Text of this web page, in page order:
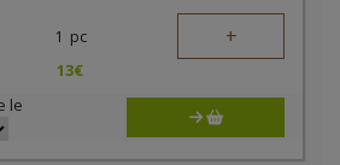
1 pc +
13€
le